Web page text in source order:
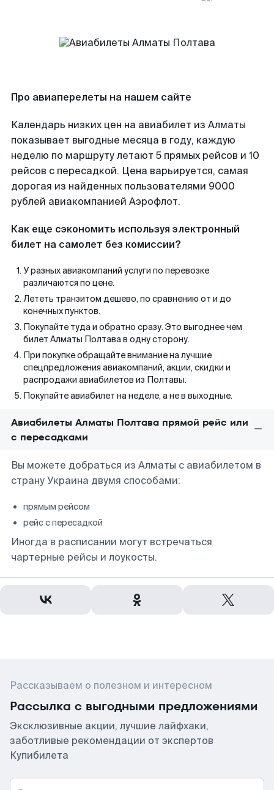
Про авиаперелеты на нашем сайте
Календарь низких цен на авиабилет из Алматы
показывает выгодные месяца в году, каждую
неделю по маршруту летают 5 прямых рейсов и 10
рейсов с пересадкой. Цена варьируется, самая
дорогая из найденных пользователями 9000
рублей авиакомпанией Аэрофлот.
Как еще сэкономить используя электронный
билет на самолет без комиссии?
У разных авиакомпаний услуги по перевозке
различаются по цене.
Лететь транзитом дешево, по сравнению от и до
конечных пунктов.
Покупайте туда и обратно сразу. Это выгоднее чем
билет Алматы Полтава в одну сторону.
При покупке обращайте внимание на лучшие
спецпредложения авиакомпаний, акции, скидки и
распродажи авиабилетов из Полтавы.
Покупайте авиабилет на неделе, а не в выходные.
Авиабилеты Алматы Полтава прямой рейс или
с пересадками
Вы можете добраться из Алматы с авиабилетом в
страну Украина двумя способами:
прямым рейсом
рейс с пересадкой
Иногда в расписании могут встречаться
чартерные рейсы и лоукосты.
Рассказываем о полезном и интересном
Рассылка с выгодными предложениями
Эксклюзивные акции, лучшие лайфхаки,
заботливые рекомендации от экспертов
Купибилета